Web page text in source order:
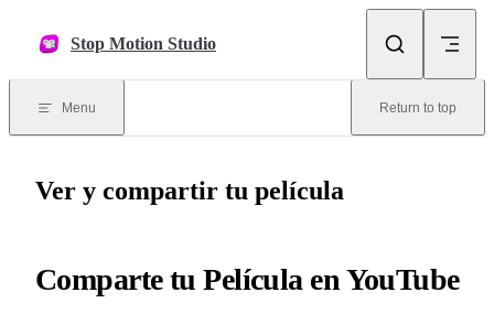
Stop Motion Studio
Menu Return to top
Ver y compartir tu película
Comparte tu Película en YouTube